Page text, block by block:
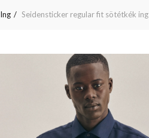
Ing Seidensticker regular fit sötétkék ing